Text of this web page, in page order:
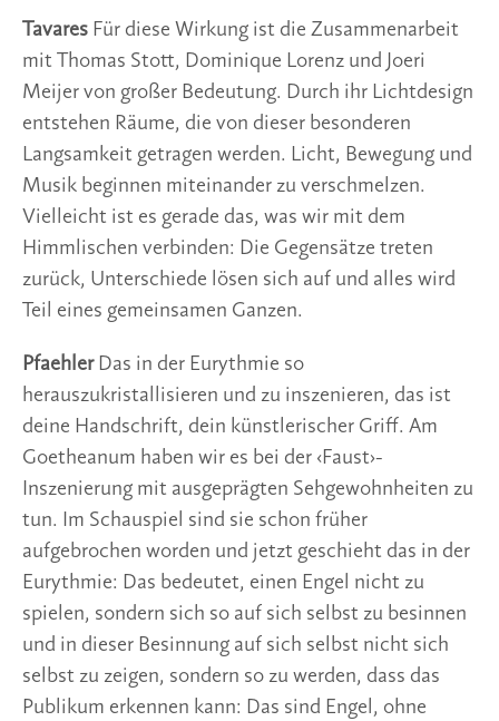
Tavares Für diese Wirkung ist die Zusammenarbeit
mit Thomas Stott, Dominique Lorenz und Joeri
Meijer von großer Bedeutung. Durch ihr Lichtdesign
entstehen Räume, die von dieser besonderen
Langsamkeit getragen werden. Licht, Bewegung und
Musik beginnen miteinander zu verschmelzen.
Vielleicht ist es gerade das, was wir mit dem
Himmlischen verbinden: Die Gegensätze treten
zurück, Unterschiede lösen sich auf und alles wird
Teil eines gemeinsamen Ganzen.
Pfaehler Das in der Eurythmie so
herauszukristallisieren und zu inszenieren, das ist
deine Handschrift, dein künstlerischer Griff. Am
Goetheanum haben wir es bei der ‹Faust›-
Inszenierung mit ausgeprägten Sehgewohnheiten zu
tun. Im Schauspiel sind sie schon früher
aufgebrochen worden und jetzt geschieht das in der
Eurythmie: Das bedeutet, einen Engel nicht zu
spielen, sondern sich so auf sich selbst zu besinnen
und in dieser Besinnung auf sich selbst nicht sich
selbst zu zeigen, sondern so zu werden, dass das
Publikum erkennen kann: Das sind Engel, ohne